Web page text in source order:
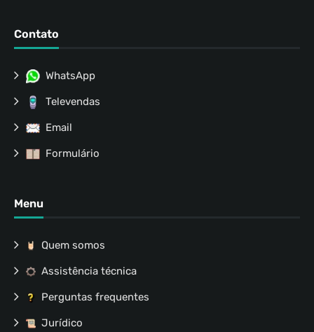
Contato
WhatsApp
Televendas
Email
Formulário
Menu
Quem somos
Assistência técnica
Perguntas frequentes
Jurídico